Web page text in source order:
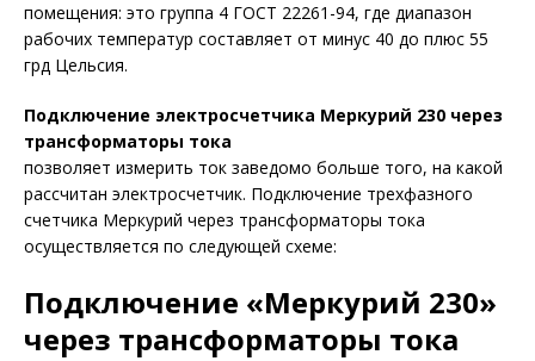
помещения: это группа 4 ГОСТ 22261-94, где диапазон
рабочих температур составляет от минус 40 до плюс 55
грд Цельсия.
Подключение электросчетчика Меркурий 230 через
трансформаторы тока
позволяет измерить ток заведомо больше того, на какой
рассчитан электросчетчик. Подключение трехфазного
счетчика Меркурий через трансформаторы тока
осуществляется по следующей схеме:
Подключение «Меркурий 230»
через трансформаторы тока